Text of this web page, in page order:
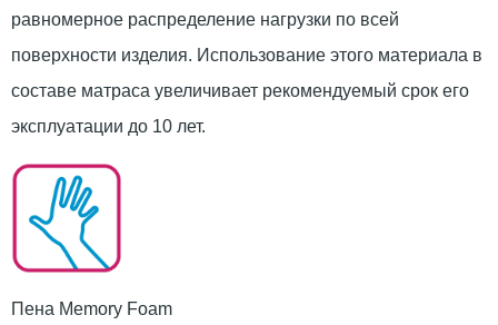
равномерное распределение нагрузки по всей
поверхности изделия. Использование этого материала в
составе матраса увеличивает рекомендуемый срок его
эксплуатации до 10 лет.
Пена Memory Foam